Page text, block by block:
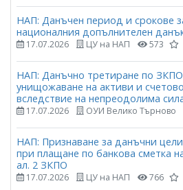
НАП: Данъчен период и срокове
националния допълнителен
17.07.2026 ЦУ на НАП 573
НАП: Данъчно третиране по
унищожаване на активи и
вследствие на непреодолима
17.07.2026 ОУИ Велико Търново
НАП: Признаване за данъчни
при плащане по банкова сметка
ал. 2 ЗКПО
17.07.2026 ЦУ на НАП 766